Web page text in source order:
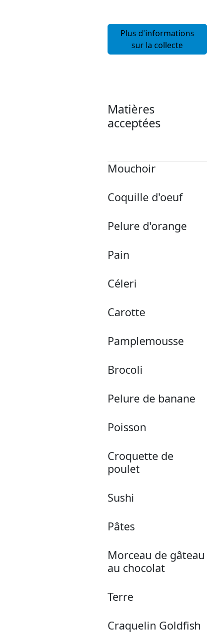
Plus d'informations
sur la collecte
Matières
acceptées
Mouchoir
Coquille d'oeuf
Pelure d'orange
Pain
Céleri
Carotte
Pamplemousse
Brocoli
Pelure de banane
Poisson
Croquette de
poulet
Sushi
Pâtes
Morceau de gâteau
au chocolat
Terre
Craquelin Goldfish